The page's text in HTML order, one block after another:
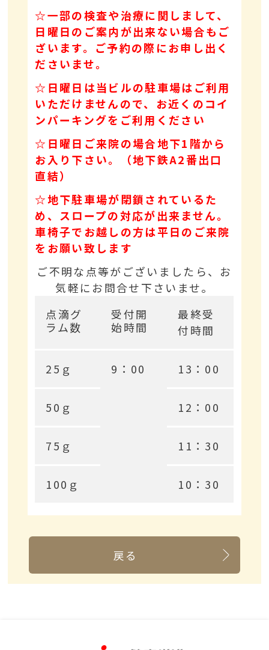
☆一部の検査や治療に関しまして、
日曜日のご案内が出来ない場合もご
ざいます。ご予約の際にお申し出く
ださいませ。
☆日曜日は当ビルの駐車場はご利用
いただけませんので、お近くのコイ
ンパーキングをご利用ください
☆日曜日ご来院の場合地下1階から
お入り下さい。（地下鉄A2番出口
直結）
☆地下駐車場が閉鎖されているた
め、スロープの対応が出来ません。
車椅子でお越しの方は平日のご来院
をお願い致します
ご不明な点等がございましたら、お
気軽にお問合せ下さいませ。
点滴グ
ラム数
受付開
始時間
最終受
付時間
25ｇ 9：00 13：00
50ｇ 12：00
75ｇ 11：30
100ｇ 10：30
戻る